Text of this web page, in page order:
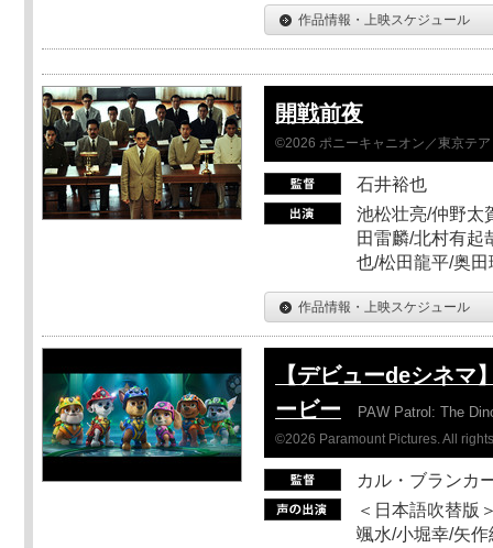
作品情報・上映スケジュール
開戦前夜
©2026 ポニーキャニオン／東京テ
石井裕也
池松壮亮/仲野太
田雷麟/北村有起
也/松田龍平/奥
作品情報・上映スケジュール
【デビューdeシネマ
ービー
PAW Patrol: The
©2026 Paramount Pictures. All
カル・ブランカ
＜日本語吹替版
颯水/小堀幸/矢作